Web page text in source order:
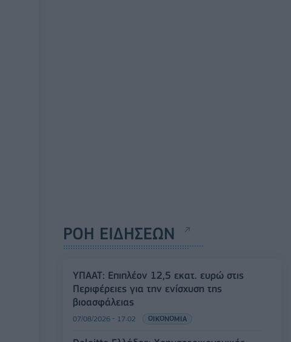
ΡΟΗ ΕΙΔΗΣΕΩΝ
ΥΠΑΑΤ: Επιπλέον 12,5 εκατ. ευρώ στις
Περιφέρειες για την ενίσχυση της
βιοασφάλειας
07/08/2026 - 17:02 ΟΙΚΟΝΟΜΙΑ